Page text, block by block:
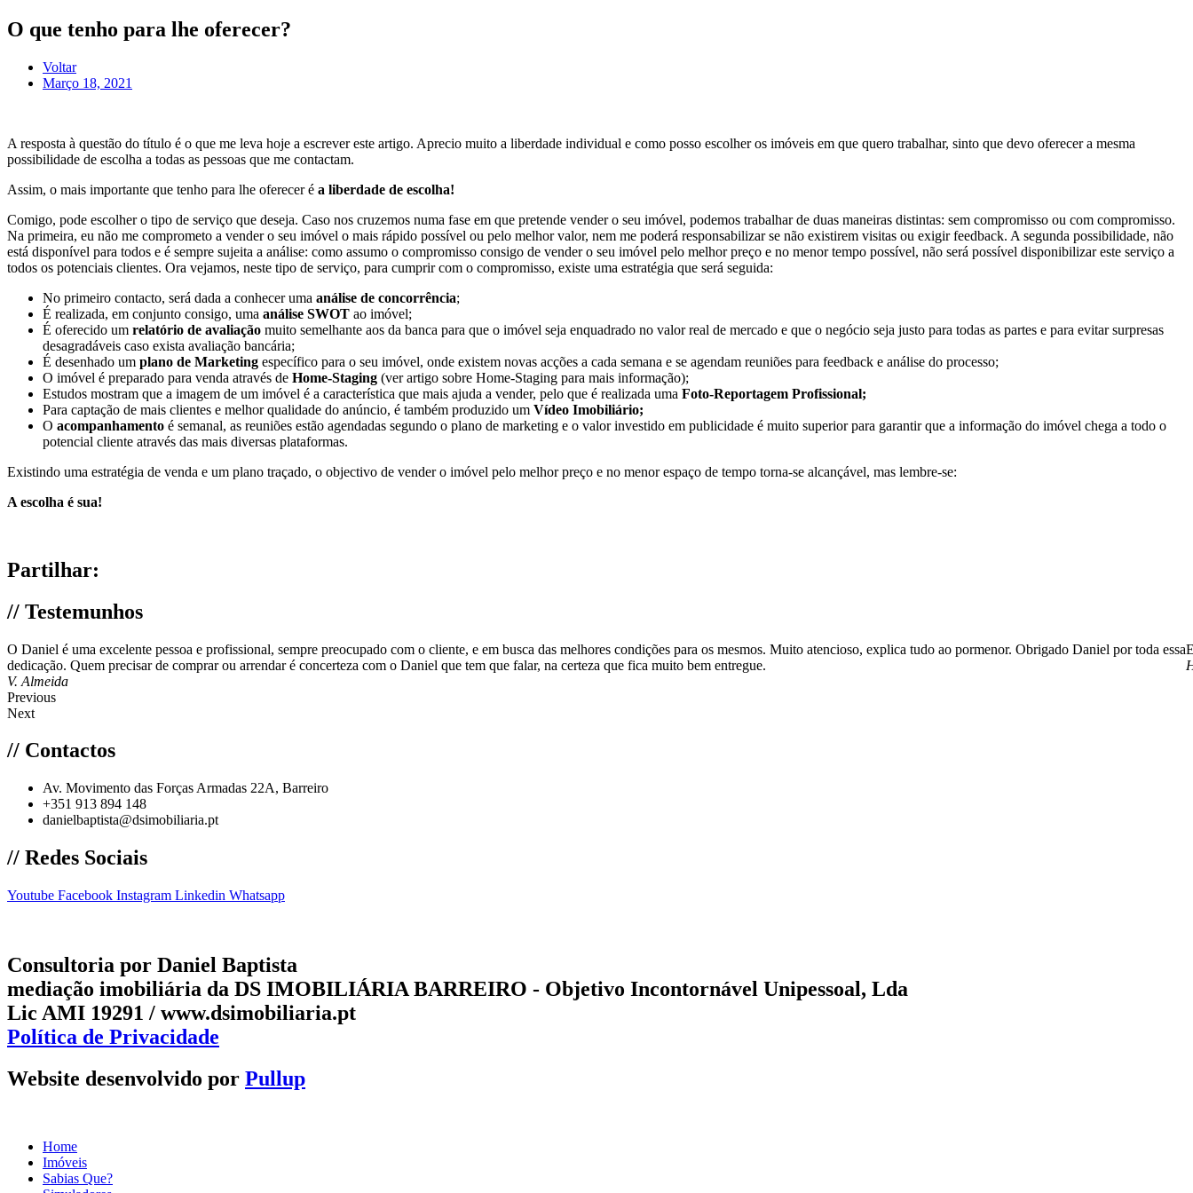
Pular
para
conteúdo
O que tenho para lhe oferecer?
Voltar
Março 18, 2021
A resposta à questão do título é o que me leva hoje a escrever este artigo. Aprecio muito a liberdade individual e como posso escolher os imóveis em que quero trabalhar, sinto que devo oferecer a mesma
possibilidade de escolha a todas as pessoas que me contactam.
Assim, o mais importante que tenho para lhe oferecer é a liberdade de escolha!
Comigo, pode escolher o tipo de serviço que deseja. Caso nos cruzemos numa fase em que pretende vender o seu imóvel, podemos trabalhar de duas maneiras distintas: sem compromisso ou com compromisso.
Na primeira, eu não me comprometo a vender o seu imóvel o mais rápido possível ou pelo melhor valor, nem me poderá responsabilizar se não existirem visitas ou exigir feedback. A segunda possibilidade, não
está disponível para todos e é sempre sujeita a análise: como assumo o compromisso consigo de vender o seu imóvel pelo melhor preço e no menor tempo possível, não será possível disponibilizar este serviço a
todos os potenciais clientes. Ora vejamos, neste tipo de serviço, para cumprir com o compromisso, existe uma estratégia que será seguida:
No primeiro contacto, será dada a conhecer uma análise de concorrência;
É realizada, em conjunto consigo, uma análise SWOT ao imóvel;
É oferecido um relatório de avaliação muito semelhante aos da banca para que o imóvel seja enquadrado no valor real de mercado e que o negócio seja justo para todas as partes e para evitar surpresas
desagradáveis caso exista avaliação bancária;
É desenhado um plano de Marketing específico para o seu imóvel, onde existem novas acções a cada semana e se agendam reuniões para feedback e análise do processo;
O imóvel é preparado para venda através de Home-Staging (ver artigo sobre Home-Staging para mais informação);
Estudos mostram que a imagem de um imóvel é a característica que mais ajuda a vender, pelo que é realizada uma Foto-Reportagem Profissional;
Para captação de mais clientes e melhor qualidade do anúncio, é também produzido um Vídeo Imobiliário;
O acompanhamento é semanal, as reuniões estão agendadas segundo o plano de marketing e o valor investido em publicidade é muito superior para garantir que a informação do imóvel chega a todo o
potencial cliente através das mais diversas plataformas.
Existindo uma estratégia de venda e um plano traçado, o objectivo de vender o imóvel pelo melhor preço e no menor espaço de tempo torna-se alcançável, mas lembre-se:
A escolha é sua!
Partilhar:
// Testemunhos
O Daniel é uma excelente pessoa e profissional, sempre preocupado com o cliente, e em busca das melhores condições para os mesmos. Muito atencioso, explica tudo ao pormenor. Obrigado Daniel por toda essa
dedicação. Quem precisar de comprar ou arrendar é concerteza com o Daniel que tem que falar, na certeza que fica muito bem entregue.
V. Almeida
Previous
Next
// Contactos
Av. Movimento das Forças Armadas 22A, Barreiro
+351 913 894 148
danielbaptista@dsimobiliaria.pt
// Redes Sociais
Youtube Facebook Instagram Linkedin Whatsapp
Consultoria por Daniel Baptista
mediação imobiliária da DS IMOBILIÁRIA BARREIRO - Objetivo Incontornável Unipessoal, Lda
Lic AMI 19291 / www.dsimobiliaria.pt
Política de Privacidade
Website desenvolvido por Pullup
Home
Imóveis
Sabias Que?